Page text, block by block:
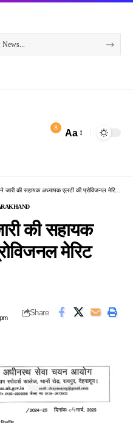
8 Aa
की सहायक अध्यापक एलटी की प्रोविजनल मेरिट लिस्ट
की सहायक
मेरिट
Share